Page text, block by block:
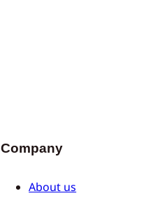
Company
About us